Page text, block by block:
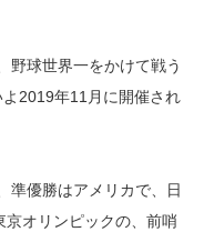
野球世界一をかけて戦う
よ2019年11月に開催され
準優勝はアメリカで、日
オリンピックの、前哨